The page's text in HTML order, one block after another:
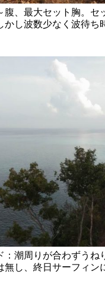
腹、最大セット胸。セ
かし波数少なく波待ち
：潮周りが合わずうね
無し、終日サーフィン